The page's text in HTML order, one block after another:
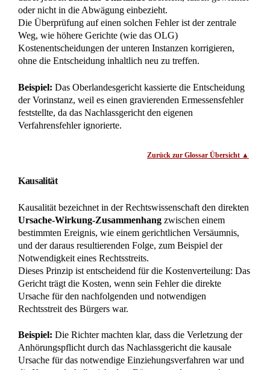
Fachanwalt für Arbeitsrecht
Rechtsanwalt und Notar Dr. Christian Kotz
Fachanwalt für Verkehrsrecht
Fachanwalt für Versicherungsrecht
Bürozeiten:
Montags bis Donnerstags
Individuelle Terminvereinbarung:
Wir richten uns flexibel an die Bedürfnisse unserer